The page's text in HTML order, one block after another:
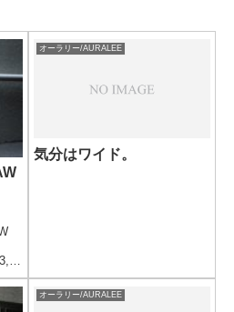
オーラリー/AURALEE
気分はワイド。
オーラリー/AURALEE